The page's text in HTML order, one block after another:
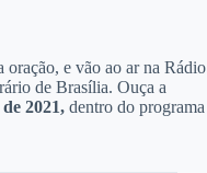
oração, e vão ao ar na Rádio
de Brasília. Ouça a
2021, dentro do programa